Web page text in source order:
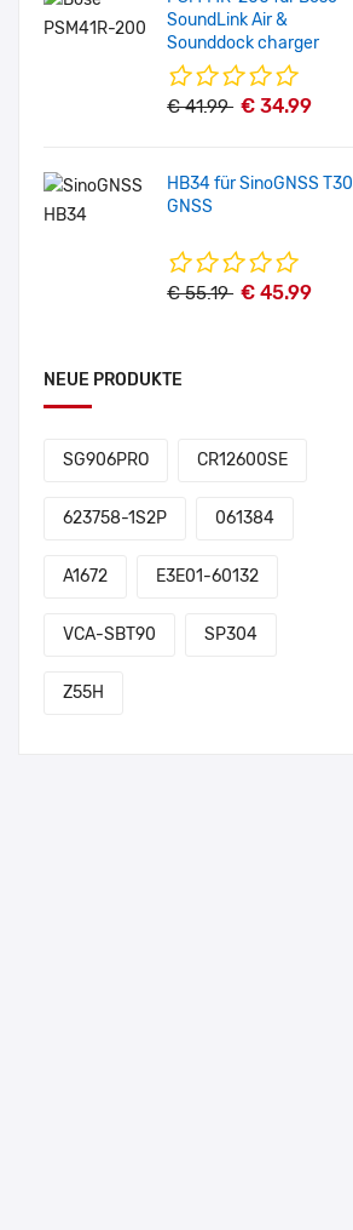
SoundLink Air &
Sounddock charger
€ 41.99 € 34.99
HB34 für SinoGNSS T30
GNSS
€ 55.19 € 45.99
NEUE PRODUKTE
SG906PRO CR12600SE
623758-1S2P 061384
A1672 E3E01-60132
VCA-SBT90 SP304
Z55H